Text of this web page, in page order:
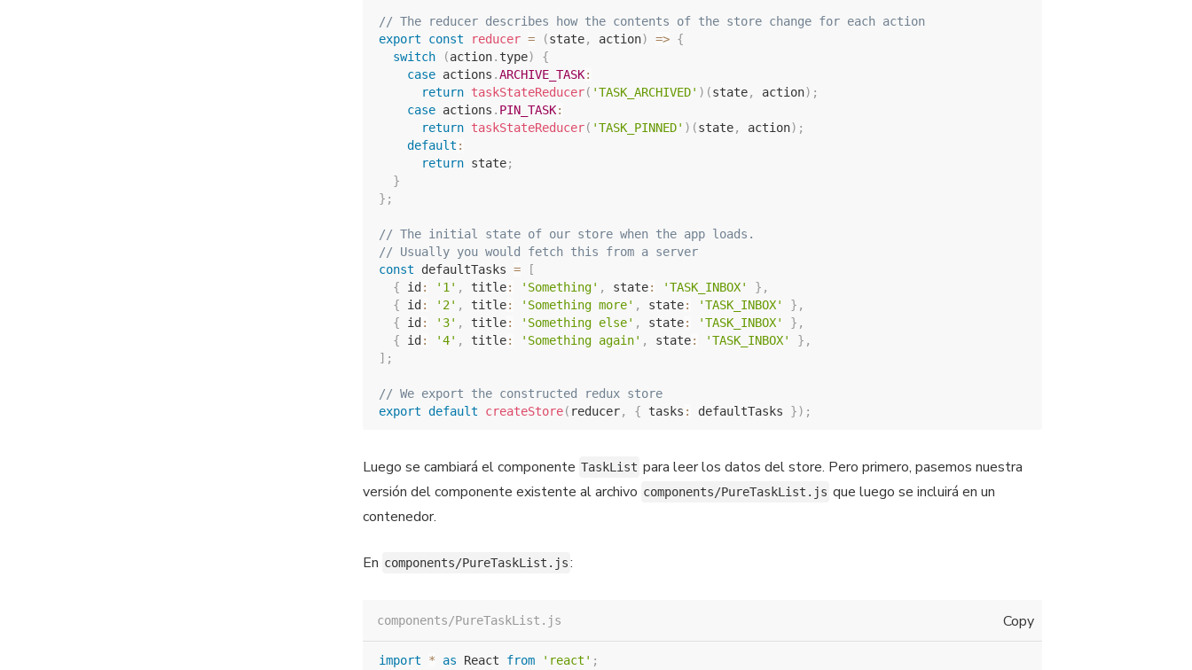
// The reducer describes how the contents of the store change for each action
export
const reducer = (state, action) => {
switch
(action. type)
{
case actions .ARCHIVE_TASK:
return taskStateReducer( 'TASK_ARCHIVED' ) (state, action) ;
case actions . PIN_TASK:
return taskStateReducer( 'TASK_PINNED' ) (state, action) ;
default :
return state;
}
} ;
// The initial state of our store when the app loads.
// Usually you would fetch this from a server
const defaultTasks =
[
{ id : '1' , title: 'Something' , state: 'TASK_INBOX' } ,
{ id : '2' , title: 'Something more' , state: 'TASK_INBOX' } ,
{ id : '3' , title: 'Something else' , state: 'TASK_INBOX' } ,
{ id : '4' , title: 'Something again' , state: 'TASK_INBOX' } ,
] ;
// We export the constructed redux store
export default createStore( reducer, { tasks : defaultTasks }) ;
Luego se cambiará el componente TaskList para leer los datos del store. Pero primero, pasemos nuestra
versión del componente existente al archivo components/PureTaskList.js que luego se incluirá en un
contenedor.
En components/PureTaskList.js :
Copy
components/PureTaskList.js
import * as React from 'react' ;